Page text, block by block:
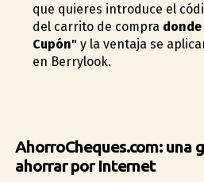
que quieres introduce el
del carrito de compra donde
Cupón"y la ventaja se
en Berrylook.
AhorroCheques.com: una
ahorrar por Internet